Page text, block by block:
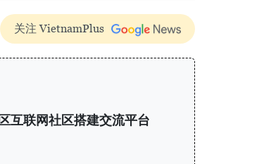
关注 VietnamPlus
互联网社区搭建交流平台